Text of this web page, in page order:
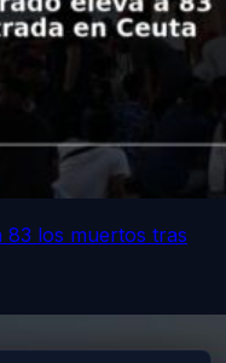
los muertos tras